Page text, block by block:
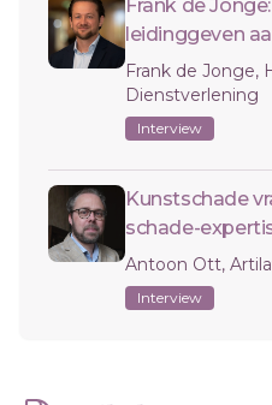
Frank de
leidinggeven
Frank de Jonge,
Dienstverlening
Interview
Kunstschade
schade-
Antoon Ott,
Interview